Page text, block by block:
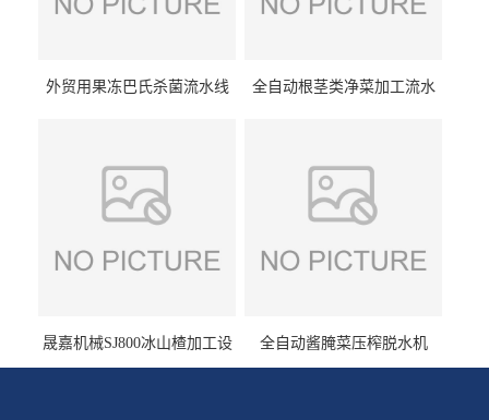
外贸用果冻巴氏杀菌流水线
全自动根茎类净菜加工流水
晟嘉机械SJ800冰山楂加工设
备 山楂浸糖机设备
全自动酱腌菜压榨脱水机